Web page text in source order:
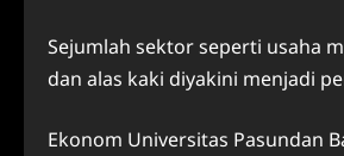
Sejumlah sektor seperti usaha
dan alas kaki diyakini menjadi
Ekonom Universitas Pasundan